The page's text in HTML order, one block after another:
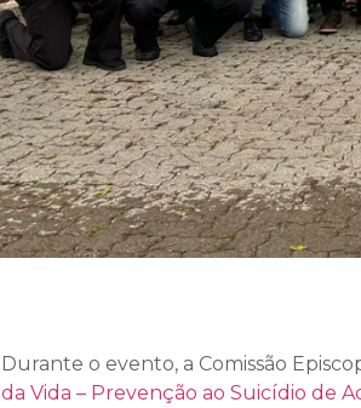
Durante o evento, a Comissão
da Vida – Prevenção ao Suicídio de